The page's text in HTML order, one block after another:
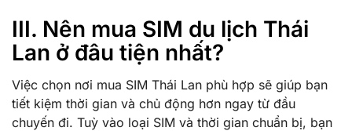
III. Nên mua SIM du lịch Thái
Lan ở đâu tiện nhất?
Việc chọn nơi mua SIM Thái Lan phù hợp sẽ giúp bạn
tiết kiệm thời gian và chủ động hơn ngay từ đầu
chuyến đi. Tuỳ vào loại SIM và thời gian chuẩn bị, bạn